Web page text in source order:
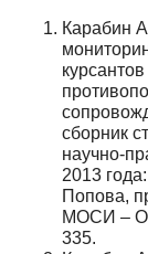
Карабин
сборник
научно-
2013
Попова,
МОСИ –
335.